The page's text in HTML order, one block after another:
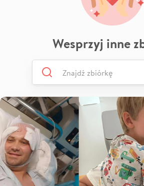
Wesprzyj inne